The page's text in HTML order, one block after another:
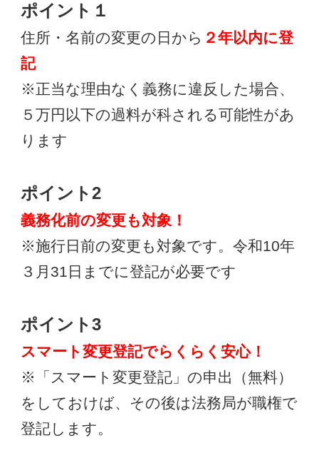
ポイント１
住所・名前の変更の日から ２年以内に登
記
※正当な理由なく義務に違反した場合、
５万円以下の過料が科される可能性があ
ります
ポイント2
義務化前の変更も対象！
※施行日前の変更も対象です。令和10年
３月31日までに登記が必要です
ポイント3
スマート変更登記でらくらく安心！
※「スマート変更登記」の申出（無料）
をしておけば、その後は法務局が職権で
登記します。